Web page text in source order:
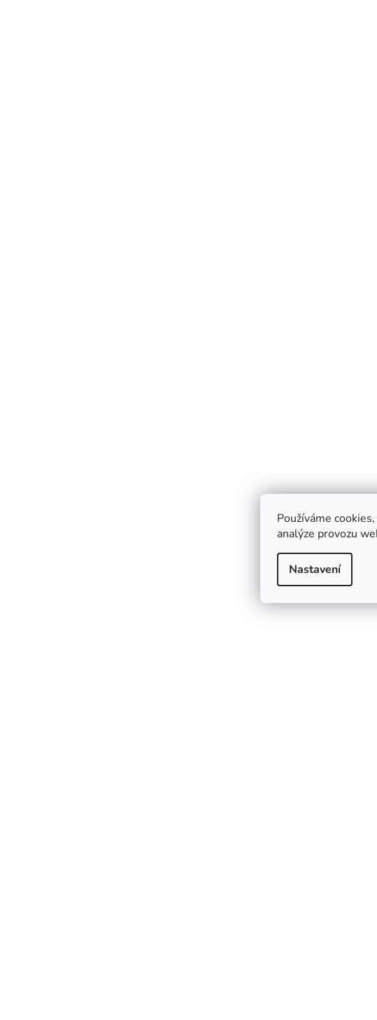
Používáme
analýze provozu
Nastavení